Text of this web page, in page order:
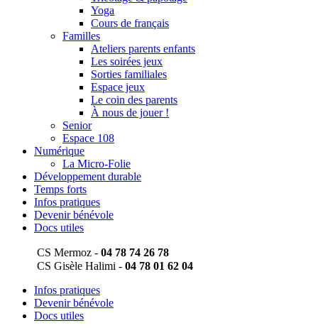
Yoga
Cours de français
Familles
Ateliers parents enfants
Les soirées jeux
Sorties familiales
Espace jeux
Le coin des parents
À nous de jouer !
Senior
Espace 108
Numérique
La Micro-Folie
Développement durable
Temps forts
Infos pratiques
Devenir bénévole
Docs utiles
CS Mermoz - 04 78 74 26 78
CS Gisèle Halimi - 04 78 01 62 04
Infos pratiques
Devenir bénévole
Docs utiles